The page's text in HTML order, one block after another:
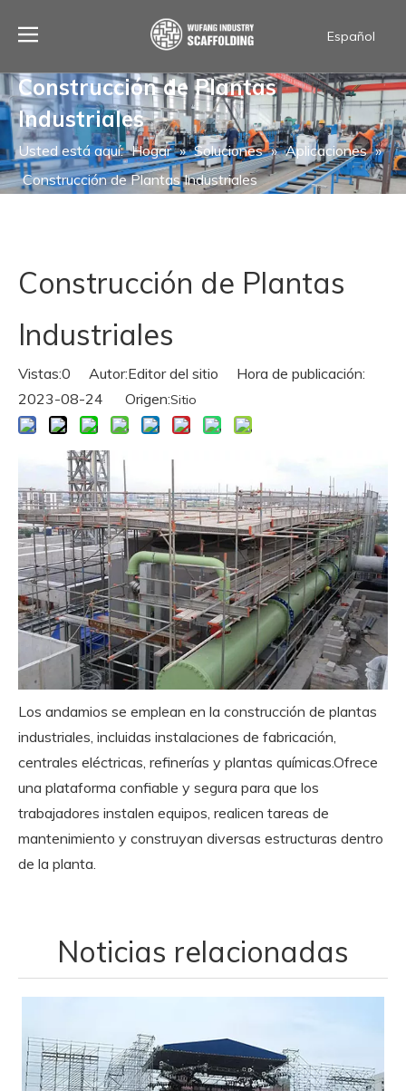
Español
Français
Português
ไทย
English
Construcción de Plantas
Industriales
Usted está aquí: Hogar » Soluciones » Aplicaciones »
Construcción de Plantas Industriales
Construcción de Plantas
Industriales
Vistas:0 Autor:Editor del sitio Hora de publicación:
2023-08-24 Origen:Sitio
Los andamios se emplean en la construcción de plantas
industriales, incluidas instalaciones de fabricación,
centrales eléctricas, refinerías y plantas químicas.Ofrece
una plataforma confiable y segura para que los
trabajadores instalen equipos, realicen tareas de
mantenimiento y construyan diversas estructuras dentro
de la planta.
Noticias relacionadas